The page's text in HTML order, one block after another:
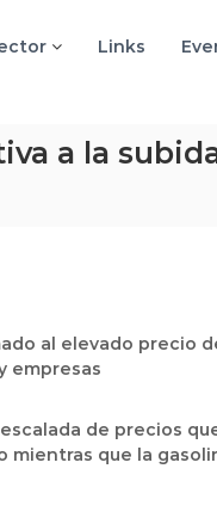
Links
a la
al elevado precio
empresas
de precios
que la